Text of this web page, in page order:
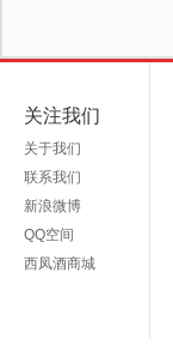
关注我们
关于我们
联系我们
新浪微博
QQ空间
西凤酒商城